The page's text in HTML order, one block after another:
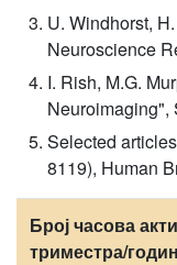
U. Windhorst,
Neuroscience
I. Rish, M.G.
Neuroimaging",
Selected
8119), Human
Број часова
триместра/